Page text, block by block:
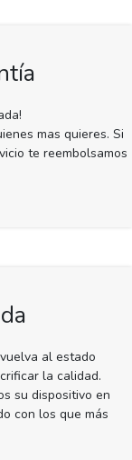
mas quieres. Si
te reembolsamos
al estado
la calidad.
su dispositivo en
con los que más